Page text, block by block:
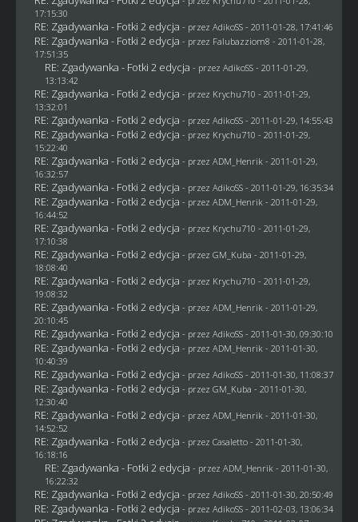
17:15:30
RE: Zgadywanka - Fotki 2 edycja - przez AdikoSS - 2011-01-28, 17:41:46
RE: Zgadywanka - Fotki 2 edycja - przez Falubazziom8 - 2011-01-28,
17:51:35
RE: Zgadywanka - Fotki 2 edycja - przez AdikoSS - 2011-01-29,
13:13:42
RE: Zgadywanka - Fotki 2 edycja - przez Krychu710 - 2011-01-29,
13:32:01
RE: Zgadywanka - Fotki 2 edycja - przez AdikoSS - 2011-01-29, 14:55:43
RE: Zgadywanka - Fotki 2 edycja - przez Krychu710 - 2011-01-29,
15:22:40
RE: Zgadywanka - Fotki 2 edycja - przez ADM_Henrik - 2011-01-29,
16:32:57
RE: Zgadywanka - Fotki 2 edycja - przez AdikoSS - 2011-01-29, 16:35:34
RE: Zgadywanka - Fotki 2 edycja - przez ADM_Henrik - 2011-01-29,
16:44:52
RE: Zgadywanka - Fotki 2 edycja - przez Krychu710 - 2011-01-29,
17:10:38
RE: Zgadywanka - Fotki 2 edycja - przez GM_Kuba - 2011-01-29,
18:08:40
RE: Zgadywanka - Fotki 2 edycja - przez Krychu710 - 2011-01-29,
19:08:32
RE: Zgadywanka - Fotki 2 edycja - przez ADM_Henrik - 2011-01-29,
20:10:45
RE: Zgadywanka - Fotki 2 edycja - przez AdikoSS - 2011-01-30, 09:30:10
RE: Zgadywanka - Fotki 2 edycja - przez ADM_Henrik - 2011-01-30,
10:40:39
RE: Zgadywanka - Fotki 2 edycja - przez AdikoSS - 2011-01-30, 11:08:37
RE: Zgadywanka - Fotki 2 edycja - przez GM_Kuba - 2011-01-30,
12:30:40
RE: Zgadywanka - Fotki 2 edycja - przez ADM_Henrik - 2011-01-30,
14:52:52
RE: Zgadywanka - Fotki 2 edycja - przez Casaletto- 2011-01-30,
16:18:16
RE: Zgadywanka - Fotki 2 edycja - przez ADM_Henrik - 2011-01-30,
16:22:32
RE: Zgadywanka - Fotki 2 edycja - przez AdikoSS - 2011-01-30, 20:50:49
RE: Zgadywanka - Fotki 2 edycja - przez AdikoSS - 2011-02-03, 13:06:34